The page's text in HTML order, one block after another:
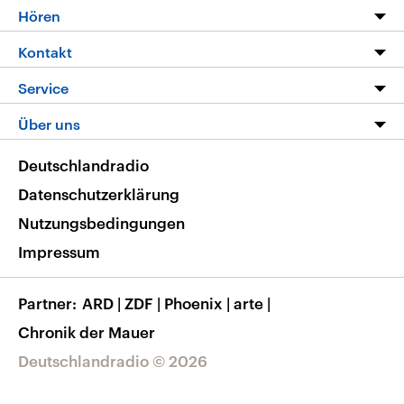
Programm
Die Nachrichten
Nachrichtenleicht
Neue Beiträge auf dlf.de
Hören
Livestream
Podcasts
Deutschlandfunk App
Nachrichten App
Frequenzen
Kontakt
Hörerservice
Service
FAQ
Veranstaltungen
Musikliste
RSS
Über uns
Barrierefreiheit
Deutschlandradio © 2026
Deutschlandradio
Datenschutzerklärung
Nutzungsbedingungen
Impressum
Partner ARD | ZDF | Phoenix | arte |
Chronik der Mauer